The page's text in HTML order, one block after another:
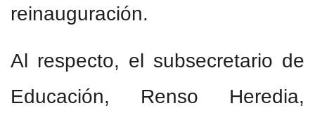
reinauguración.
Al respecto, el subsecretario de
Educación, Renso Heredia,